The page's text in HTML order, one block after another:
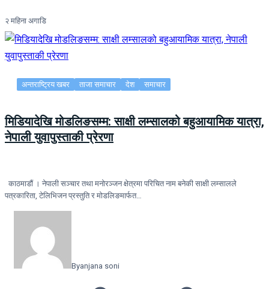
२ महिना अगाडि
अन्तराष्ट्रिय खबर ताजा समाचार देश समाचार
मिडियादेखि मोडलिङसम्म: साक्षी लम्सालको बहुआयामिक यात्रा,
नेपाली युवापुस्ताकी प्रेरणा
काठमाडौं । नेपाली सञ्चार तथा मनोरञ्जन क्षेत्रमा परिचित नाम बनेकी साक्षी लम्सालले
पत्रकारिता, टेलिभिजन प्रस्तुति र मोडलिङमार्फत…
Byanjana soni